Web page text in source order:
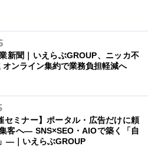
新聞｜いえらぶGROUP、ニッカ不
オンライン集約で業務負担軽減へ
セミナー】ポータル・広告だけに頼
客へ― SNS×SEO・AIOで築く「自
―｜いえらぶGROUP